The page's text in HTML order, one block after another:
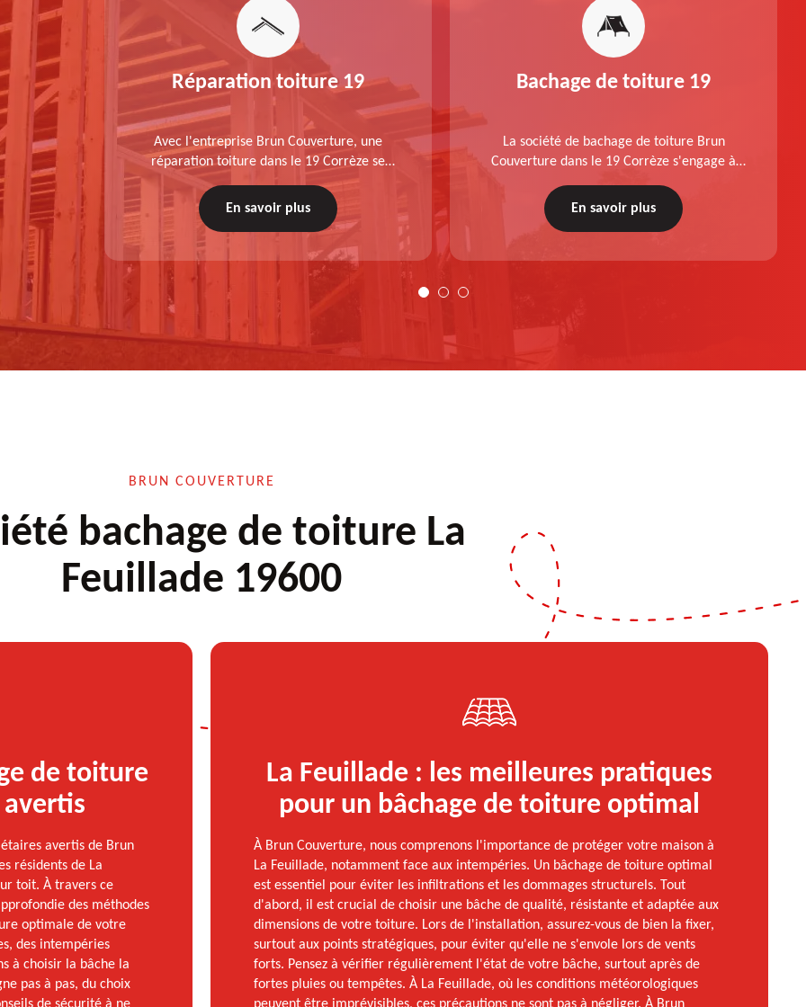
Réparation toiture 19
Avec l'entreprise Brun Couverture, une
réparation toiture dans le 19 Corrèze se
déroule conformément aux normes :
diagnostic au prélable, choix de la technique
à appliquer, test après remise en état.
En savoir plus
Bachage de toiture 19
La société de bachage de toiture Brun
Couverture dans le 19 Corrèze s'engage à
votre budget et à réaliser une intervention
personnalisée. Demandez votre devis gratuit.
En savoir plus
BRUN COUVERTURE
bachage de toiture La
Feuillade 19600
de toiture
avertis de Brun
résidents de La
toit. À travers ce
des méthodes
optimale de votre
des intempéries
à choisir la bâche la
pas à pas, du choix
La Feuillade : les meilleures pratiques
pour un bâchage de toiture optimal
À Brun Couverture, nous comprenons l'importance de protéger votre maison à
La Feuillade, notamment face aux intempéries. Un bâchage de toiture optimal
est essentiel pour éviter les infiltrations et les dommages structurels. Tout
d'abord, il est crucial de choisir une bâche de qualité, résistante et adaptée aux
dimensions de votre toiture. Lors de l'installation, assurez-vous de bien la fixer,
surtout aux points stratégiques, pour éviter qu'elle ne s'envole lors de vents
forts. Pensez à vérifier régulièrement l'état de votre bâche, surtout après de
fortes pluies ou tempêtes. À La Feuillade, où les conditions météorologiques